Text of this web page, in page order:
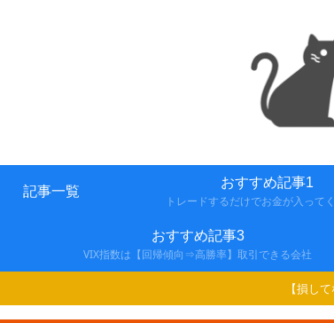
記事一覧
おすすめ記事1
トレードするだけでお金が入って
おすすめ記事3
VIX指数は【回帰傾向⇒高勝率】取引できる会社
【損し